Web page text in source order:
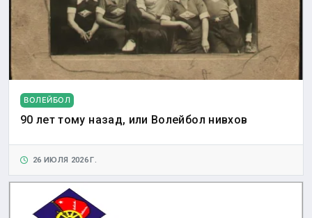
ВОЛЕЙБОЛ
90 лет тому назад, или Волейбол нивхов
26 ИЮЛЯ 2026 Г.